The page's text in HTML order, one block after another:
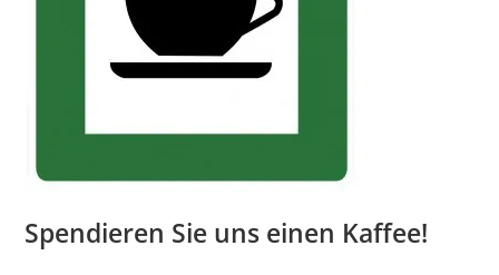
Spendieren Sie uns einen Kaffee!